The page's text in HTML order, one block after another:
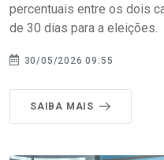
percentuais entre os dois
de 30 dias para a eleições.
30/05/2026 09:55
SAIBA MAIS